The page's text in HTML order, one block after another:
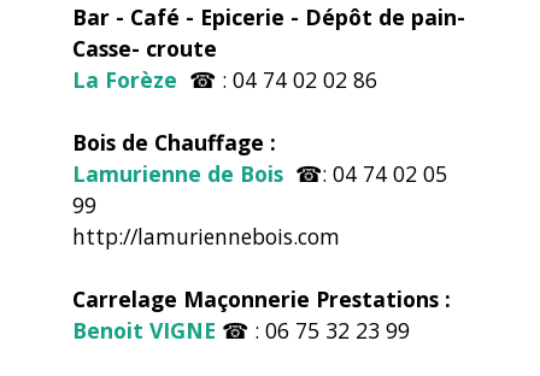
Bar - Café - Epicerie - Dépôt de pain-
Casse- croute
La Forèze ☎ : 04 74 02 02 86
Bois de Chauffage :
Lamurienne de Bois ☎: 04 74 02 05
99
http://lamuriennebois.com
Carrelage Maçonnerie Prestations :
Benoit VIGNE ☎ : 06 75 32 23 99